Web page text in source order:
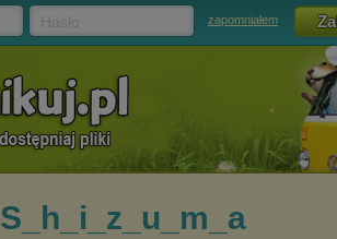
zapomniałem
S_h_i_z_u_m_a